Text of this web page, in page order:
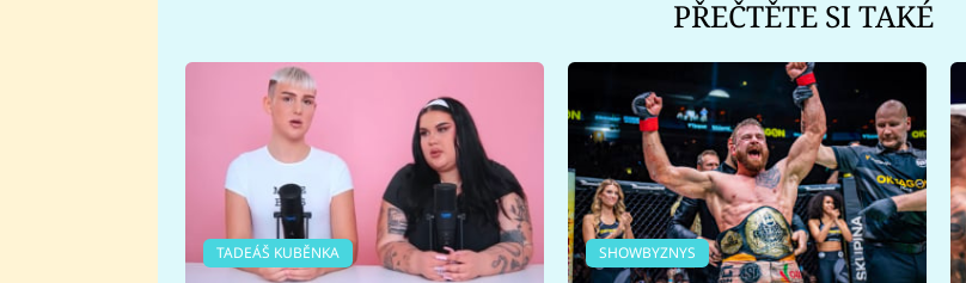
PŘEČTĚTE SI TAKÉ
TADEÁŠ KUBĚNKA SHOWBYZNYS